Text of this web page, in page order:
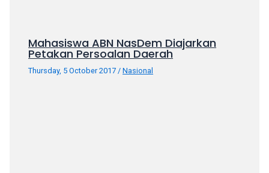
Mahasiswa ABN NasDem Diajarkan
Petakan Persoalan Daerah
Thursday, 5 October 2017/Nasional